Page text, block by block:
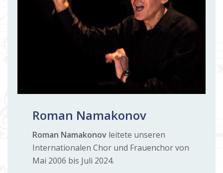
Roman Namakonov
Roman Namakonov leitete unseren
Internationalen Chor und Frauenchor von
Mai 2006 bis Juli 2024.